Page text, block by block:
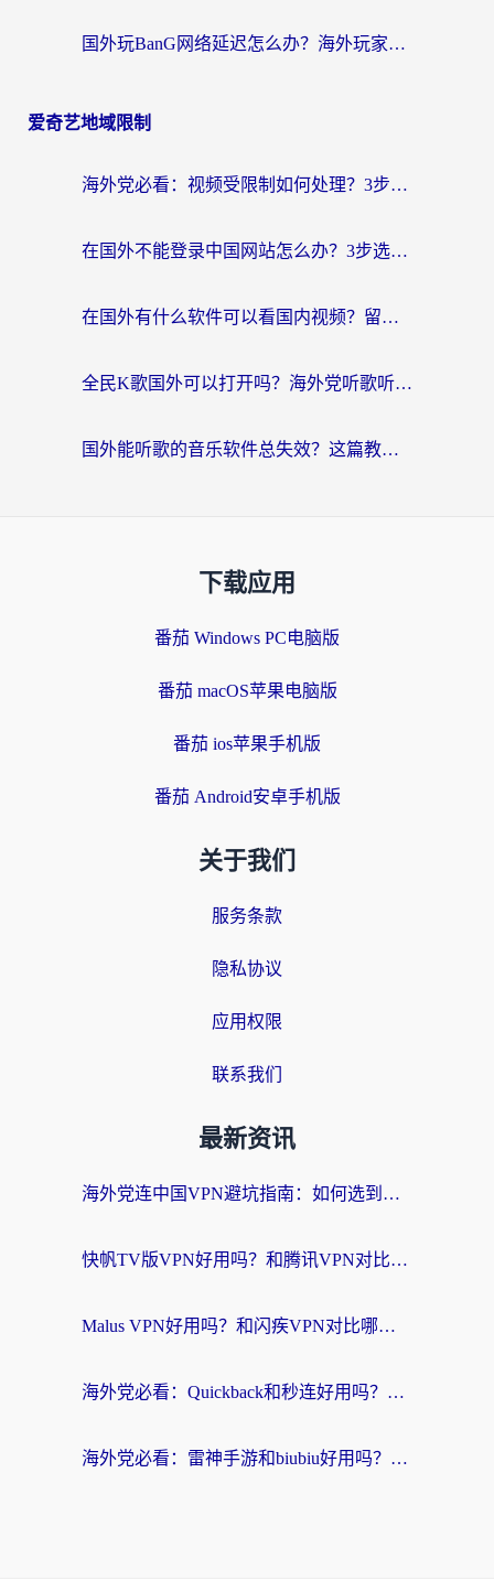
国外玩BanG网络延迟怎么办？海外玩家亲测有效的国服游戏加速指南
爱奇艺地域限制
海外党必看：视频受限制如何处理？3步解决国内剧番“看不了”难题
在国外不能登录中国网站怎么办？3步选对回国加速器，无缝刷剧、办业务
在国外有什么软件可以看国内视频？留学生亲测的追剧救星来了
全民K歌国外可以打开吗？海外党听歌听书无限制的实用指南
国外能听歌的音乐软件总失效？这篇教你怎么在海外流畅听网易云
下载应用
番茄 Windows PC电脑版
番茄 macOS苹果电脑版
番茄 ios苹果手机版
番茄 Android安卓手机版
关于我们
服务条款
隐私协议
应用权限
联系我们
最新资讯
海外党连中国VPN避坑指南：如何选到真正能无缝刷国内资源的加速器？
快帆TV版VPN好用吗？和腾讯VPN对比哪个回国效果更好？海外党必看的真实体验指南
Malus VPN好用吗？和闪疾VPN对比哪个回国效果更好？海外华人的实用避坑指南
海外党必看：Quickback和秒连好用吗？3步选对回国加速器，无缝刷国内资源
海外党必看：雷神手游和biubiu好用吗？3招选对回国加速器无缝刷国内资源